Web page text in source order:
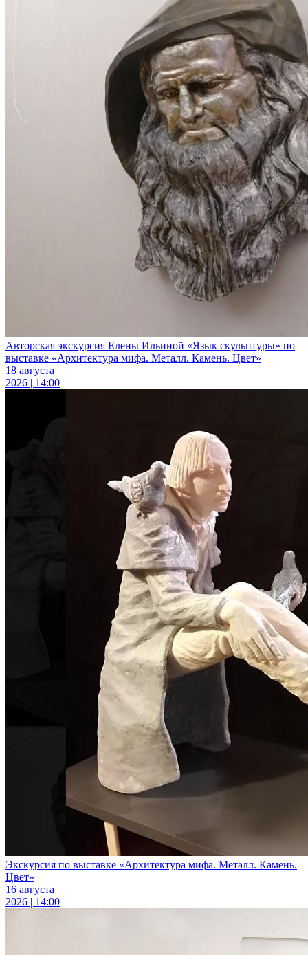
Авторская экскурсия Елены Ильиной «Язык скульптуры» по
выставке «Архитектура мифа. Металл. Камень. Цвет»
18 августа
2026 | 14:00
Экскурсия по выставке «Архитектура мифа. Металл. Камень.
Цвет»
16 августа
2026 | 14:00